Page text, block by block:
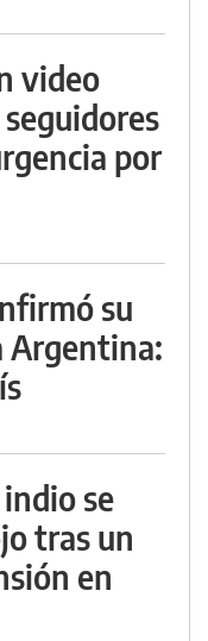
video
por
su
Argentina:
se
tras un
en